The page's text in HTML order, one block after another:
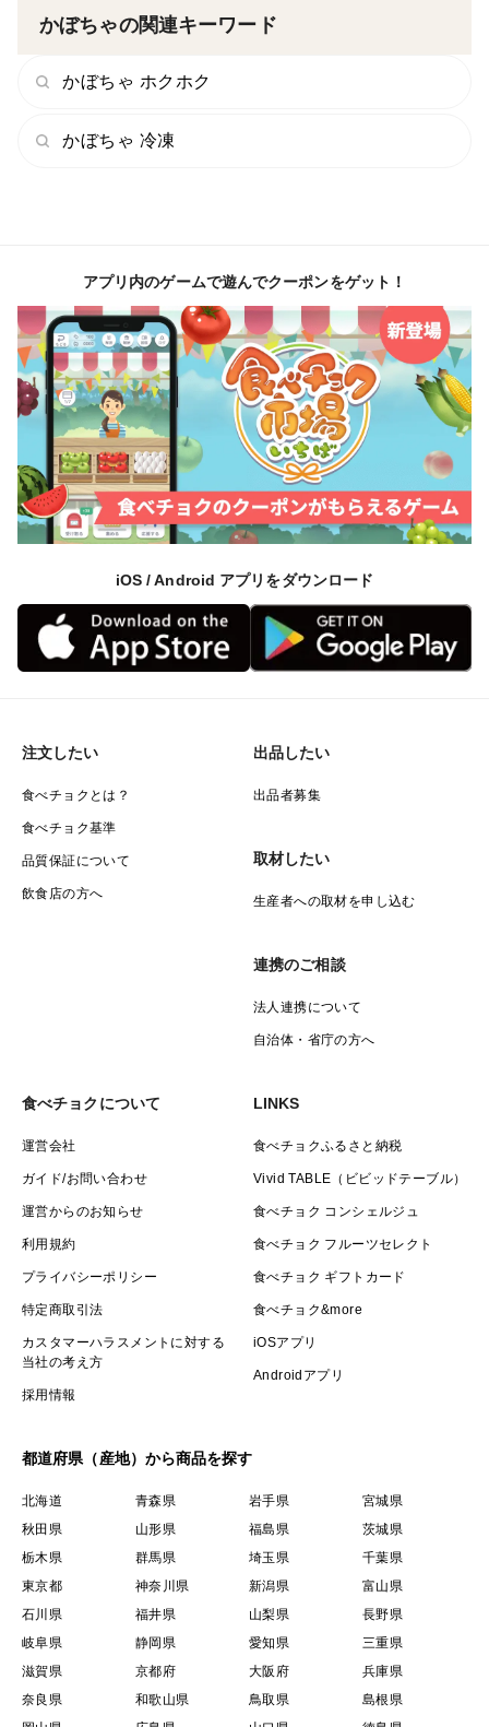
かぼちゃの関連キーワード
かぼちゃ ホクホク
かぼちゃ 冷凍
アプリ内のゲームで遊んでクーポンをゲット！
iOS / Android アプリをダウンロード
注文したい
食べチョクとは？
食べチョク基準
品質保証について
飲食店の方へ
出品したい
出品者募集
取材したい
生産者への取材を申し込む
連携のご相談
法人連携について
自治体・省庁の方へ
食べチョクについて
運営会社
ガイド/お問い合わせ
運営からのお知らせ
利用規約
プライバシーポリシー
特定商取引法
カスタマーハラスメントに対する
当社の考え方
採用情報
LINKS
食べチョクふるさと納税
Vivid TABLE（ビビッドテーブル）
食べチョク コンシェルジュ
食べチョク フルーツセレクト
食べチョク ギフトカード
食べチョク&more
iOSアプリ
Androidアプリ
都道府県（産地）から商品を探す
北海道 青森県 岩手県
宮城県
秋田県
山形県 福島県
茨城県
栃木県
群馬県 埼玉県
千葉県
東京都
神奈川県 新潟県
富山県
石川県
福井県 山梨県
長野県
岐阜県
静岡県 愛知県
三重県
滋賀県
京都府 大阪府
兵庫県
奈良県
和歌山県 鳥取県
島根県